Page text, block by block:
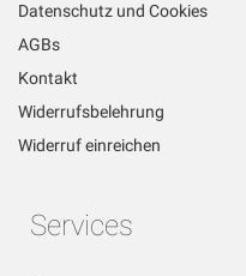
Datenschutz und Cookies
AGBs
Kontakt
Widerrufsbelehrung
Widerruf einreichen
Services